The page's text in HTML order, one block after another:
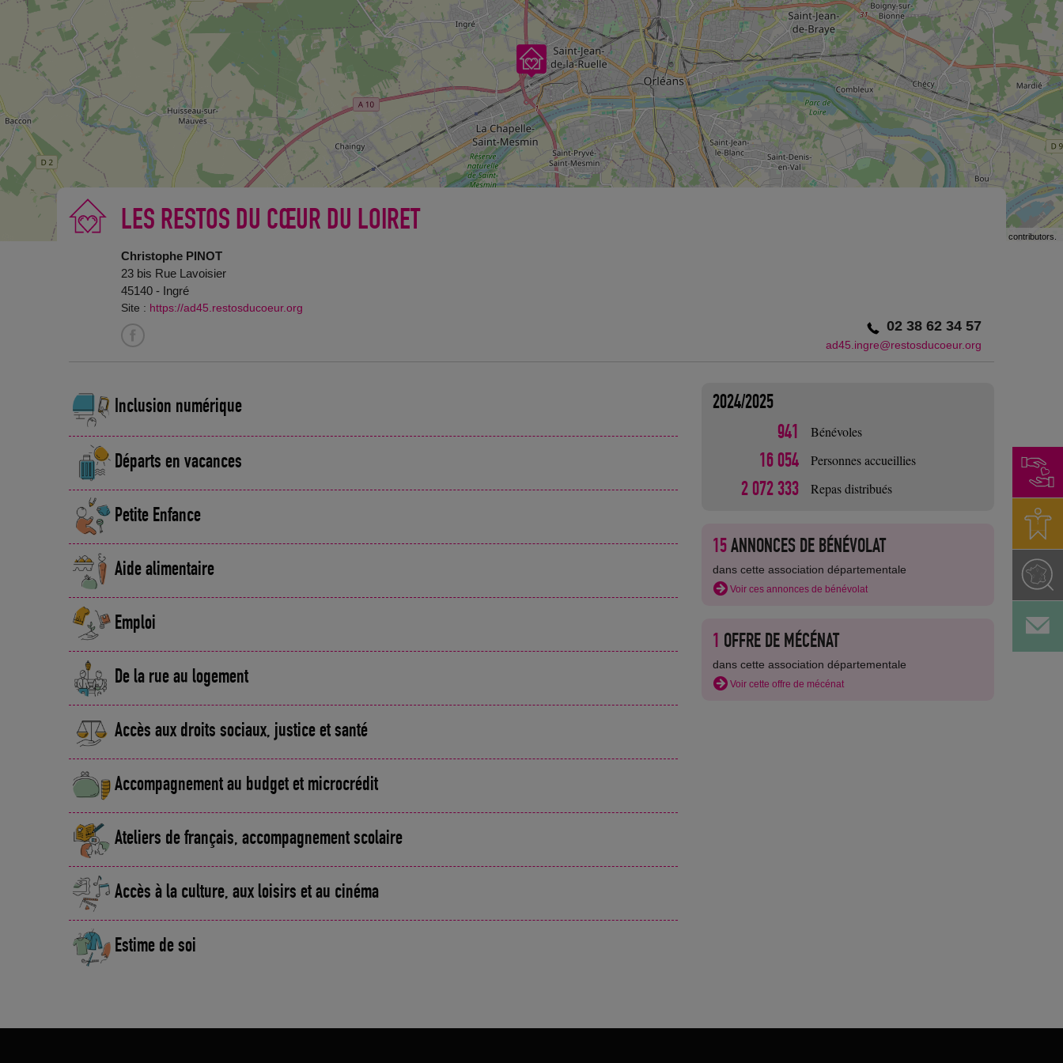
contributors.
LES RESTOS DU CŒUR DU LOIRET
Christophe PINOT
23 bis Rue Lavoisier
45140 - Ingré
Site : https://ad45.restosducoeur.org
02 38 62 34 57
ad45.ingre@restosducoeur.org
Inclusion numérique
Départs en vacances
Petite Enfance
Aide alimentaire
Emploi
De la rue au logement
Accès aux droits sociaux, justice et santé
Accompagnement au budget et microcrédit
Ateliers de français, accompagnement scolaire
Accès à la culture, aux loisirs et au cinéma
Estime de soi
2024/2025
941
Bénévoles
16 054 Personnes accueillies
2 072 333 Repas distribués
15ANNONCES DE BÉNÉVOLAT
dans cette association départementale
Voir ces annonces de bénévolat
1 OFFRE DE MÉCÉNAT
dans cette association départementale
Voir cette offre de mécénat